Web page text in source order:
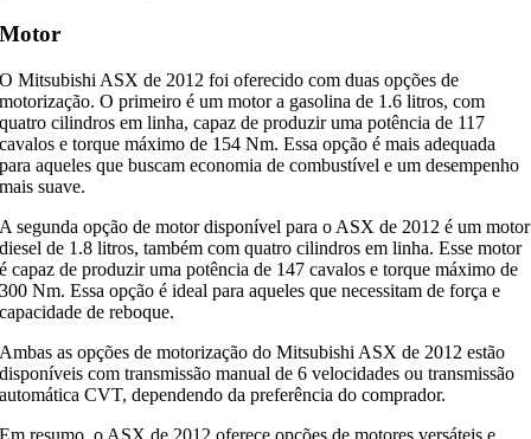
Motor
O Mitsubishi ASX de 2012 foi oferecido com duas opções de
motorização. O primeiro é um motor a gasolina de 1.6 litros, com
quatro cilindros em linha, capaz de produzir uma potência de 117
cavalos e torque máximo de 154 Nm. Essa opção é mais adequada
para aqueles que buscam economia de combustível e um desempenho
mais suave.
A segunda opção de motor disponível para o ASX de 2012 é um motor
diesel de 1.8 litros, também com quatro cilindros em linha. Esse motor
é capaz de produzir uma potência de 147 cavalos e torque máximo de
300 Nm. Essa opção é ideal para aqueles que necessitam de força e
capacidade de reboque.
Ambas as opções de motorização do Mitsubishi ASX de 2012 estão
disponíveis com transmissão manual de 6 velocidades ou transmissão
automática CVT, dependendo da preferência do comprador.
Em resumo, o ASX de 2012 oferece opções de motores versáteis e